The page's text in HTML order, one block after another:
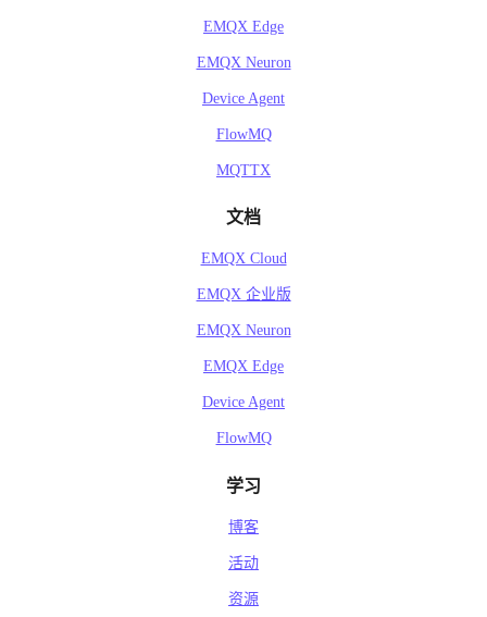
EMQX Edge
EMQX Neuron
Device Agent
FlowMQ
MQTTX
文档
EMQX Cloud
EMQX 企业版
EMQX Neuron
EMQX Edge
Device Agent
FlowMQ
学习
博客
活动
资源